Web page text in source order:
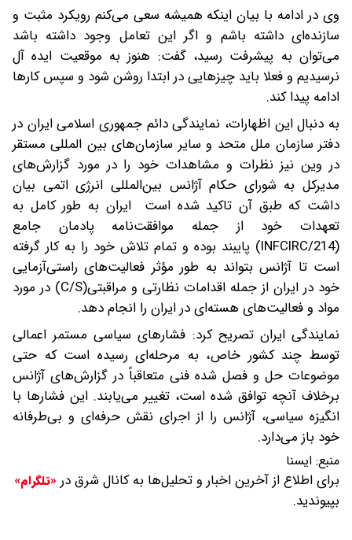
وی در ادامه با بیان اینکه همیشه سعی می‌کنم رویکرد مثبت و
سازنده‌ای داشته باشم و اگر این تعامل وجود داشته باشد
می‌توان به پیشرفت رسید، گفت: هنوز به موقعیت ایده آل
نرسیدیم و فعلا باید چیزهایی در ابتدا روشن شود و سپس کارها
ادامه پیدا کند.
به دنبال این اظهارات، نمایندگی دائم جمهوری اسلامی ایران در
دفتر سازمان ملل متحد و سایر سازمان‌های بین المللی مستقر
در وین نیز نظرات و مشاهدات خود را در مورد گزارش‌های
مدیرکل به شورای حکام آژانس بین‌المللی انرژی اتمی بیان
داشت که طبق آن تاکید شده است ایران به طور کامل به
تعهدات خود از جمله موافقت‌نامه پادمان جامع
(INFCIRC/214) پایبند بوده و تمام تلاش خود را به کار گرفته
است تا آژانس بتواند به طور مؤثر فعالیت‌های راستی‌آزمایی
خود در ایران از جمله اقدامات نظارتی و مراقبتی(C/S) در مورد
مواد و فعالیت‌های هسته‌ای در ایران را انجام دهد.
نمایندگی ایران تصریح کرد: فشارهای سیاسی مستمر اعمالی
توسط چند کشور خاص، به مرحله‌ای رسیده است که حتی
موضوعات حل و فصل ‌شده فنی متعاقباً در گزارش‌های آژانس
برخلاف آنچه توافق شده است، تغییر می‌یابند. این فشارها با
انگیزه سیاسی، آژانس را از اجرای نقش حرفه‌ای و بی‌طرفانه
خود باز می‌دارد.
منبع: ایسنا
برای اطلاع از آخرین اخبار و تحلیل‌ها به کانال شرق در «تلگرام»
بپیوندید.